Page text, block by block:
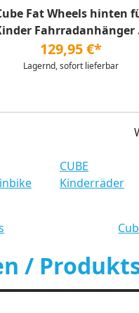
Fat Wheels hinten
Fahrradanhänger
129,95 €*
Lagernd, sofort lieferbar
CUBE
Kinderräder
/